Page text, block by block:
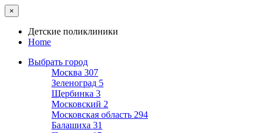
×
Детские поликлиники
Home
Выбрать город
Москва 307
Зеленоград 5
Щербинка 3
Московский 2
Московская область 294
Балашиха 31